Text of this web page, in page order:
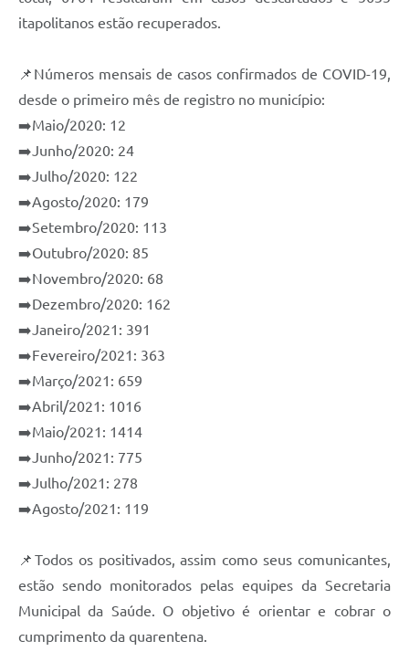
Projetos
Contas Públicas
Links
Transparência
Enquete
Agenda
Diário Oficial
itapolitanos estão recuperados.
📌Números mensais de casos confirmados de COVID-19,
desde o primeiro mês de registro no município:
➡️Maio/2020: 12
➡️Junho/2020: 24
➡️Julho/2020: 122
➡️Agosto/2020: 179
➡️Setembro/2020: 113
➡️Outubro/2020: 85
➡️Novembro/2020: 68
➡️Dezembro/2020: 162
➡️Janeiro/2021: 391
➡️Fevereiro/2021: 363
➡️Março/2021: 659
➡️Abril/2021: 1016
➡️Maio/2021: 1414
➡️Junho/2021: 775
➡️Julho/2021: 278
➡️Agosto/2021: 119
📌Todos os positivados, assim como seus comunicantes,
estão sendo monitorados pelas equipes da Secretaria
Municipal da Saúde. O objetivo é orientar e cobrar o
cumprimento da quarentena.